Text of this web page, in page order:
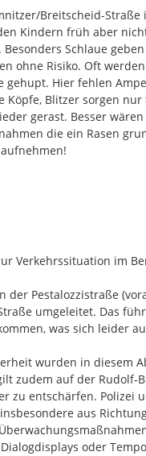
Breitscheid-
Kindern früh aber
Schlaue
ohne Risiko. Oft
gehupt. Hier fehlen
Blitzer sorgen
gerast. Besser
die ein Rasen
Verkehrssituation im
Pestalozzistraße
umgeleitet. Das
was sich leider
wurden in diesem
zudem auf der
zu entschärfen.
aus
oder